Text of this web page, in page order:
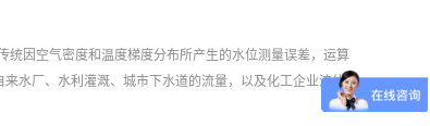
因空气密度和温度梯度分布所产生的水位测量误差，运算
水厂、水利灌溉、城市下水道的流量，以及化工企业流体